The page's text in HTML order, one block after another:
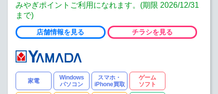
みやぎポイントご利用になれます。(期限 2026/12/31
まで)
店舗情報を見る チラシを見る
家電
Windows
パソコン
スマホ・
iPhone買取
ゲーム
ソフト